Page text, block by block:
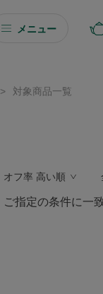
メニュー
> 対象商品一覧
オフ率 高い順
ご指定の条件に一